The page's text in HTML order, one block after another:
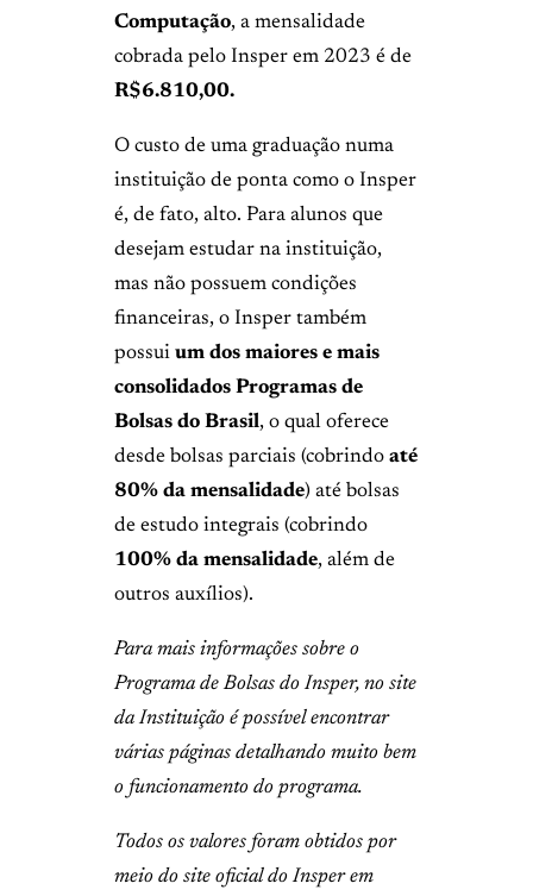
Computação, a mensalidade
cobrada pelo Insper em 2023 é de
R$6.810,00.
O custo de uma graduação numa
instituição de ponta como o Insper
é, de fato, alto. Para alunos que
desejam estudar na instituição,
mas não possuem condições
financeiras, o Insper também
possui um dos maiores e mais
consolidados Programas de
Bolsas do Brasil, o qual oferece
desde bolsas parciais (cobrindo até
80% da mensalidade) até bolsas
de estudo integrais (cobrindo
100% da mensalidade, além de
outros auxílios).
Para mais informações sobre o
Programa de Bolsas do Insper, no site
da Instituição é possível encontrar
várias páginas detalhando muito bem
o funcionamento do programa.
Todos os valores foram obtidos por
meio do site oficial do Insper em